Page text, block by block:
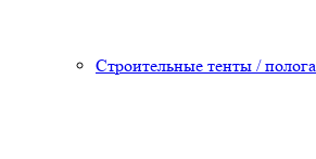
Строительные тенты / полога